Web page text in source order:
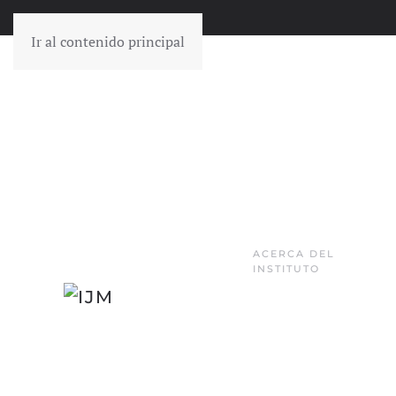
Ir al contenido principal
ACERCA DEL
INSTITUTO